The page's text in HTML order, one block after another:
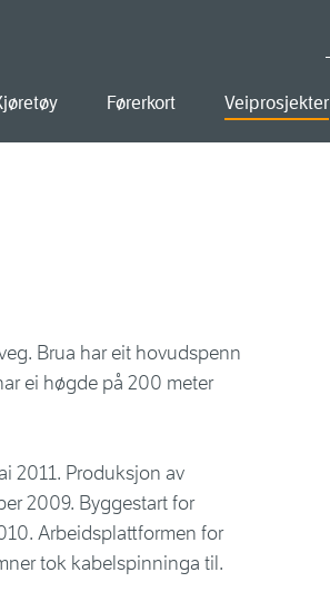
Førerkort Veiprosjekter
Brua har eit hovudspenn
ei høgde på 200 meter
2011. Produksjon av
2009. Byggestart for
Arbeidsplattformen for
tok kabelspinninga til.